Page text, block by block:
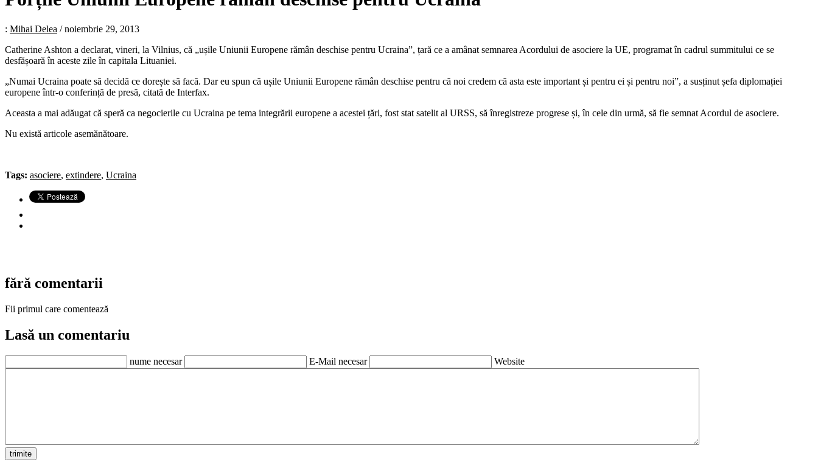
: Mihai Delea /noiembrie 29, 2013
Catherine Ashton a declarat, vineri, la Vilnius, că „ușile Uniunii Europene rămân deschise pentru Ucraina”, țară ce a amânat semnarea Acordului de asociere la UE, programat în cadrul summitului ce se
desfășoară în aceste zile în capitala Lituaniei.
„Numai Ucraina poate să decidă ce dorește să facă. Dar eu spun că ușile Uniunii Europene rămân deschise pentru că noi credem că asta este important și pentru ei și pentru noi”, a susținut șefa diplomației
europene într-o conferință de presă, citată de Interfax.
Aceasta a mai adăugat că speră ca negocierile cu Ucraina pe tema integrării europene a acestei țări, fost stat satelit al URSS, să înregistreze progrese și, în cele din urmă, să fie semnat Acordul de asociere.
Nu există articole asemănătoare.
Tags: asociere, extindere, Ucraina
fără comentarii
Fii primul care comentează
Lasă un comentariu
nume necesar E-Mail necesar Website